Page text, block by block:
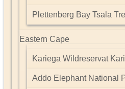
Plettenberg Bay Tsala
Eastern Cape
Kariega Wildreservat
Addo Elephant National